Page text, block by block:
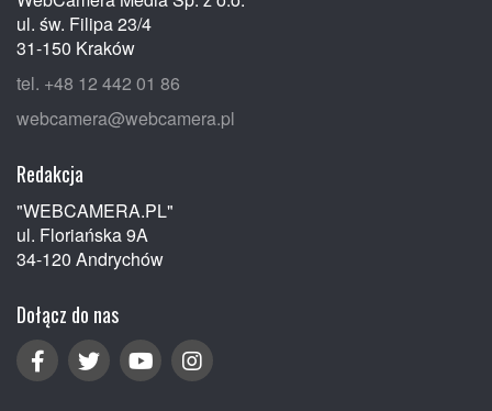
ul. św. Filipa 23/4
31-150 Kraków
tel. +48 12 442 01 86
webcamera@webcamera.pl
Redakcja
"WEBCAMERA.PL"
ul. Floriańska 9A
34-120 Andrychów
Dołącz do nas